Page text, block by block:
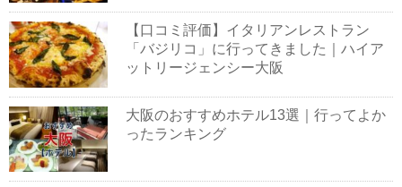
【口コミ評価】イタリアンレストラン
「バジリコ」に行ってきました｜ハイア
ットリージェンシー大阪
大阪のおすすめホテル13選｜行ってよか
ったランキング